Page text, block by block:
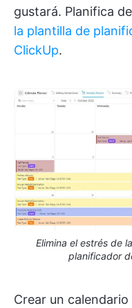
gustará. Planifica
la plantilla de
ClickUp.
Elimina el estrés de
planificador
Crear un